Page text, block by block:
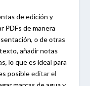
de edición y
PDFs de manera
o de otras
añadir notas
lo que es ideal para
posibleeditar el